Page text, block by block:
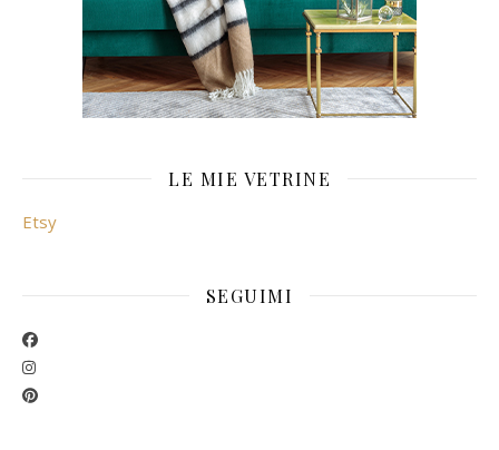
LE MIE VETRINE
Etsy
SEGUIMI